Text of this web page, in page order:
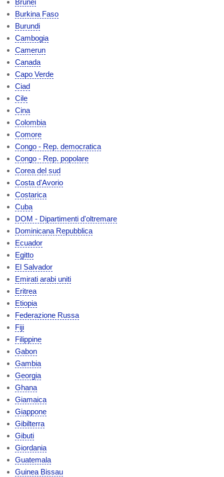
Brunei
Burkina Faso
Burundi
Cambogia
Camerun
Canada
Capo Verde
Ciad
Cile
Cina
Colombia
Comore
Congo - Rep. democratica
Congo - Rep. popolare
Corea del sud
Costa d'Avorio
Costarica
Cuba
DOM - Dipartimenti d'oltremare
Dominicana Repubblica
Ecuador
Egitto
El Salvador
Emirati arabi uniti
Eritrea
Etiopia
Federazione Russa
Fiji
Filippine
Gabon
Gambia
Georgia
Ghana
Giamaica
Giappone
Gibilterra
Gibuti
Giordania
Guatemala
Guinea Bissau